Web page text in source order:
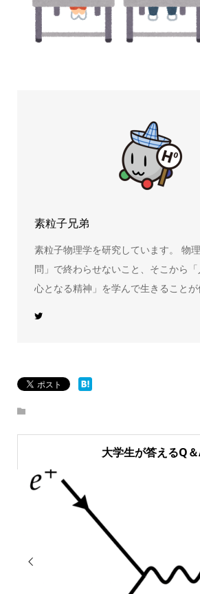
素粒子兄弟
素粒子物理学を研究しています。 物
問」で終わらせないこと、そこから
心となる精神」を学んで生きることが
大学生が答えるQ
